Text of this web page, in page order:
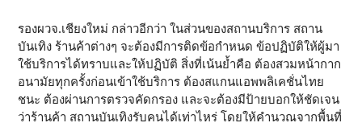
รองผวจ.เชียงใหม่ กล่าวอีกว่า ในส่วนของสถานบริการ สถาน
บันเทิง ร้านค้าต่างๆ จะต้องมีการติดข้อกำหนด ข้อปฏิบัติให้ผู้มา
ใช้บริการได้ทราบและให้ปฏิบัติ สิ่งที่เน้นย้ำคือ ต้องสวมหน้ากาก
อนามัยทุกครั้งก่อนเข้าใช้บริการ ต้องสแกนแอพพลิเคชั่นไทย
ชนะ ต้องผ่านการตรวจคัดกรอง และจะต้องมีป้ายบอกให้ชัดเจน
ว่าร้านค้า สถานบันเทิงรับคนได้เท่าไหร่ โดยให้คำนวณจากพื้นที่